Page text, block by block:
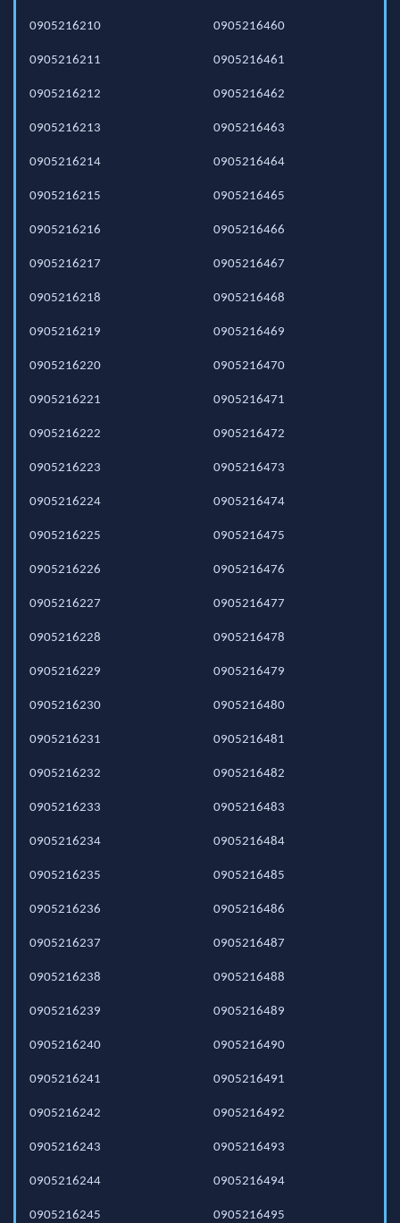
0905216210
0905216211
0905216212
0905216213
0905216214
0905216215
0905216216
0905216217
0905216218
0905216219
0905216220
0905216221
0905216222
0905216223
0905216224
0905216225
0905216226
0905216227
0905216228
0905216229
0905216230
0905216231
0905216232
0905216233
0905216234
0905216235
0905216236
0905216237
0905216238
0905216239
0905216240
0905216241
0905216242
0905216243
0905216244
0905216245
0905216460
0905216461
0905216462
0905216463
0905216464
0905216465
0905216466
0905216467
0905216468
0905216469
0905216470
0905216471
0905216472
0905216473
0905216474
0905216475
0905216476
0905216477
0905216478
0905216479
0905216480
0905216481
0905216482
0905216483
0905216484
0905216485
0905216486
0905216487
0905216488
0905216489
0905216490
0905216491
0905216492
0905216493
0905216494
0905216495